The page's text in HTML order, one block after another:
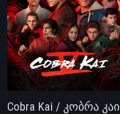
Cobra Kai / კობრა კაი